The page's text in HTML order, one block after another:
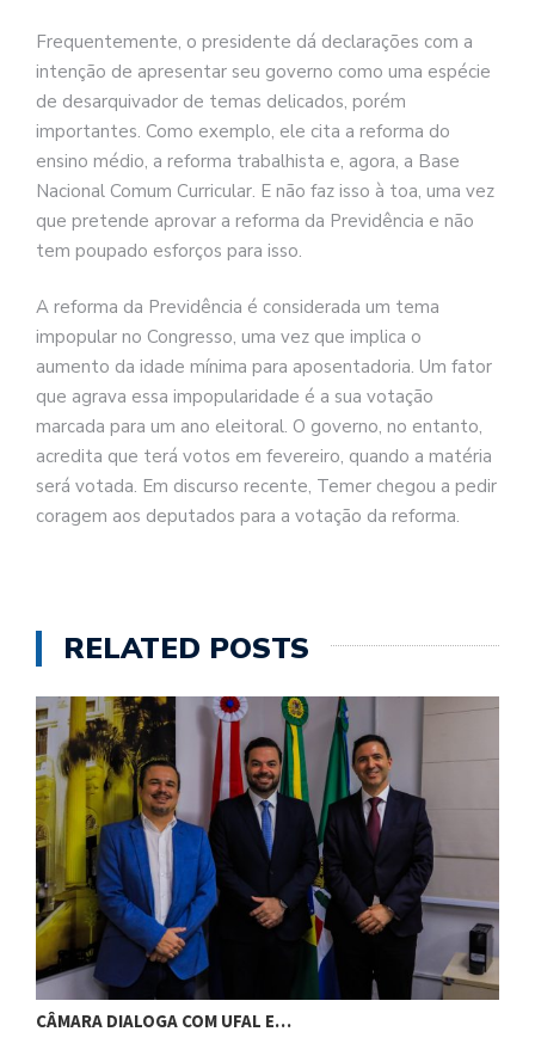
Frequentemente, o presidente dá declarações com a
intenção de apresentar seu governo como uma espécie
de desarquivador de temas delicados, porém
importantes. Como exemplo, ele cita a reforma do
ensino médio, a reforma trabalhista e, agora, a Base
Nacional Comum Curricular. E não faz isso à toa, uma vez
que pretende aprovar a reforma da Previdência e não
tem poupado esforços para isso.
A reforma da Previdência é considerada um tema
impopular no Congresso, uma vez que implica o
aumento da idade mínima para aposentadoria. Um fator
que agrava essa impopularidade é a sua votação
marcada para um ano eleitoral. O governo, no entanto,
acredita que terá votos em fevereiro, quando a matéria
será votada. Em discurso recente, Temer chegou a pedir
coragem aos deputados para a votação da reforma.
RELATED POSTS
CÂMARA DIALOGA COM UFAL E…